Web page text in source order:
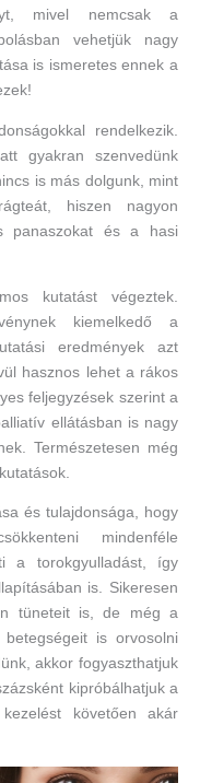
mivel nemcsak a
vehetjük nagy
is ismeretes ennek a
rendelkezik.
gyakran szenvedünk
is más dolgunk, mint
hiszen nagyon
panaszokat és a hasi
kutatást végeztek.
kiemelkedő a
eredmények azt
hasznos lehet a rákos
feljegyzések szerint a
ellátásban is nagy
Természetesen még
és tulajdonsága, hogy
mindenféle
a torokgyulladást, így
is. Sikeresen
tüneteit is, de még a
is orvosolni
akkor fogyaszthatjuk
kipróbálhatjuk a
követően akár